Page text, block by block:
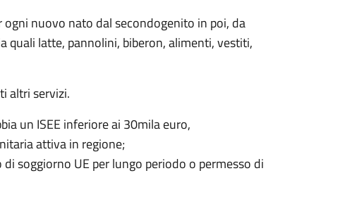
nuovo nato dal secondogenito in poi, da
quali latte, pannolini, biberon, alimenti, vestiti,
altri servizi.
un ISEE inferiore ai 30mila euro,
attiva in regione;
soggiorno UE per lungo periodo o permesso di